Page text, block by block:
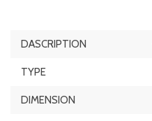
DASCRIPTION
TYPE
DIMENSION